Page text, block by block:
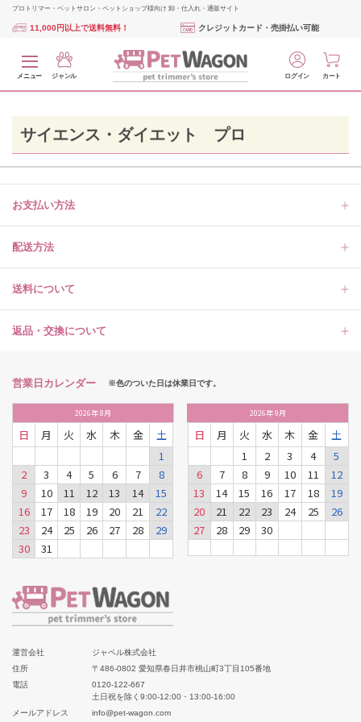
プロトリマー・ペットサロン・ペットショップ様向け 卸・仕入れ・通販サイト
11,000円以上で送料無料！ クレジットカード・売掛払い可能
メニュー ジャンル ログイン カート
サイエンス・ダイエット プロ
お支払い方法
配送方法
送料について
返品・交換について
営業日カレンダー ※色のついた日は休業日です。
2026年8月
日 月 火 水 木 金
土
1
2
3 4 5 6 7
8
9
10 11 12 13 14
15
16
17 18 19 20 21
22
23
24 25 26 27 28
29
30
31
2026年9月
日 月 火 水 木 金
土
1
2 3 4
5
6
7 8 9 10 11
12
13
14 15 16 17 18
19
20
21 22 23 24 25
26
27
28 29 30
運営会社
ジャペル株式会社
住所
〒486-0802 愛知県春日井市桃山町3丁目105番地
電話
0120-122-667
土日祝を除く9:00-12:00・13:00-16:00
メールアドレス
info@pet-wagon.com